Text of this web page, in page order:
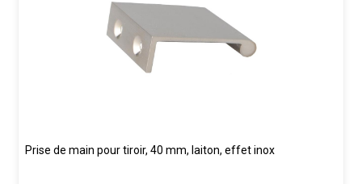
Prise de main pour tiroir, 40 mm, laiton, effet inox